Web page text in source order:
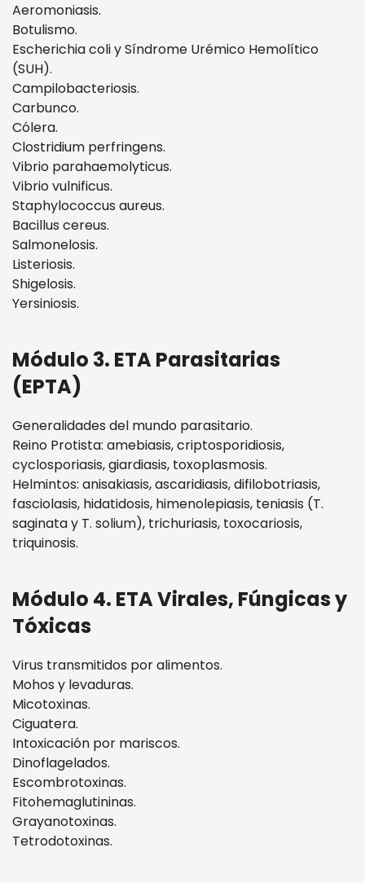
Aeromoniasis.
Botulismo.
Escherichia coli y Síndrome Urémico Hemolítico
(SUH).
Campilobacteriosis.
Carbunco.
Cólera.
Clostridium perfringens.
Vibrio parahaemolyticus.
Vibrio vulnificus.
Staphylococcus aureus.
Bacillus cereus.
Salmonelosis.
Listeriosis.
Shigelosis.
Yersiniosis.
Módulo 3. ETA Parasitarias
(EPTA)
Generalidades del mundo parasitario.
Reino Protista: amebiasis, criptosporidiosis,
cyclosporiasis, giardiasis, toxoplasmosis.
Helmintos: anisakiasis, ascaridiasis, difilobotriasis,
fasciolasis, hidatidosis, himenolepiasis, teniasis (T.
saginata y T. solium), trichuriasis, toxocariosis,
triquinosis.
Módulo 4. ETA Virales, Fúngicas y
Tóxicas
Virus transmitidos por alimentos.
Mohos y levaduras.
Micotoxinas.
Ciguatera.
Intoxicación por mariscos.
Dinoflagelados.
Escombrotoxinas.
Fitohemaglutininas.
Grayanotoxinas.
Tetrodotoxinas.